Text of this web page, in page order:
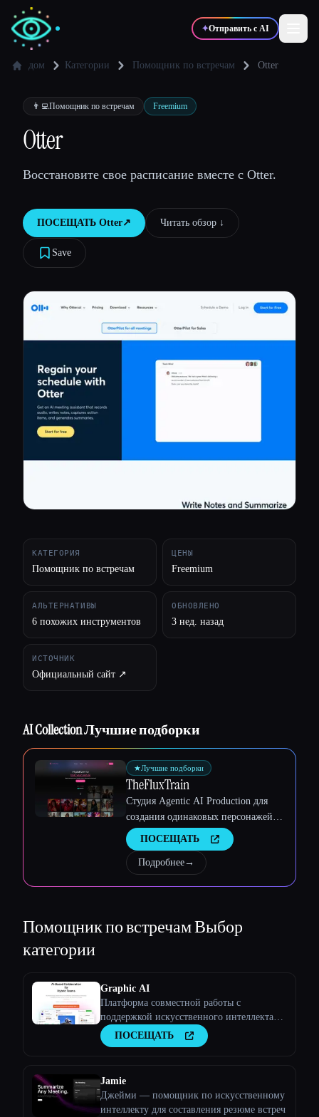
✦Отправить с AI
✍️Писатели 🎨Дизайнеры
💻
Сравнить инструменты
О нас
Esc
дом Категории Помощник по встречам Otter
👨‍💻Помощник по встречам Freemium
Otter
Восстановите свое расписание вместе с Otter.
ПОСЕЩАТЬ Otter↗︎ Читать обзор ↓︎
Save
КАТЕГОРИЯ
Помощник по встречам
ЦЕНЫ
Freemium
АЛЬТЕРНАТИВЫ
6 похожих инструментов
ОБНОВЛЕНО
3 нед. назад
ИСТОЧНИК
Официальный сайт ↗︎
AI Collection Лучшие подборки
★Лучшие подборки
TheFluxTrain
Студия Agentic AI Production для
создания одинаковых персонажей,
рабочих процессов и видео
ПОСЕЩАТЬ
Подробнее→
Помощник по встречамВыбор
категории
Graphic AI
Платформа совместной работы с
поддержкой искусственного интеллекта
для команд
ПОСЕЩАТЬ
Jamie
Джейми — помощник по искусственному
интеллекту для составления резюме встреч